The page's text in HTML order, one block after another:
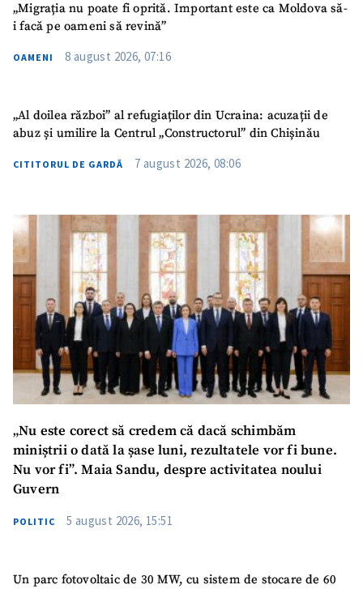
„Migrația nu poate fi oprită. Important este ca Moldova să-
i facă pe oameni să revină”
OAMENI 8 august 2026, 07:16
„Al doilea război” al refugiaților din Ucraina: acuzații de
abuz și umilire la Centrul „Constructorul” din Chișinău
CITITORUL DE GARDĂ 7 august 2026, 08:06
„Nu este corect să credem că dacă schimbăm
miniștrii o dată la șase luni, rezultatele vor fi bune.
Nu vor fi”. Maia Sandu, despre activitatea noului
Guvern
POLITIC 5 august 2026, 15:51
Un parc fotovoltaic de 30 MW, cu sistem de stocare de 60